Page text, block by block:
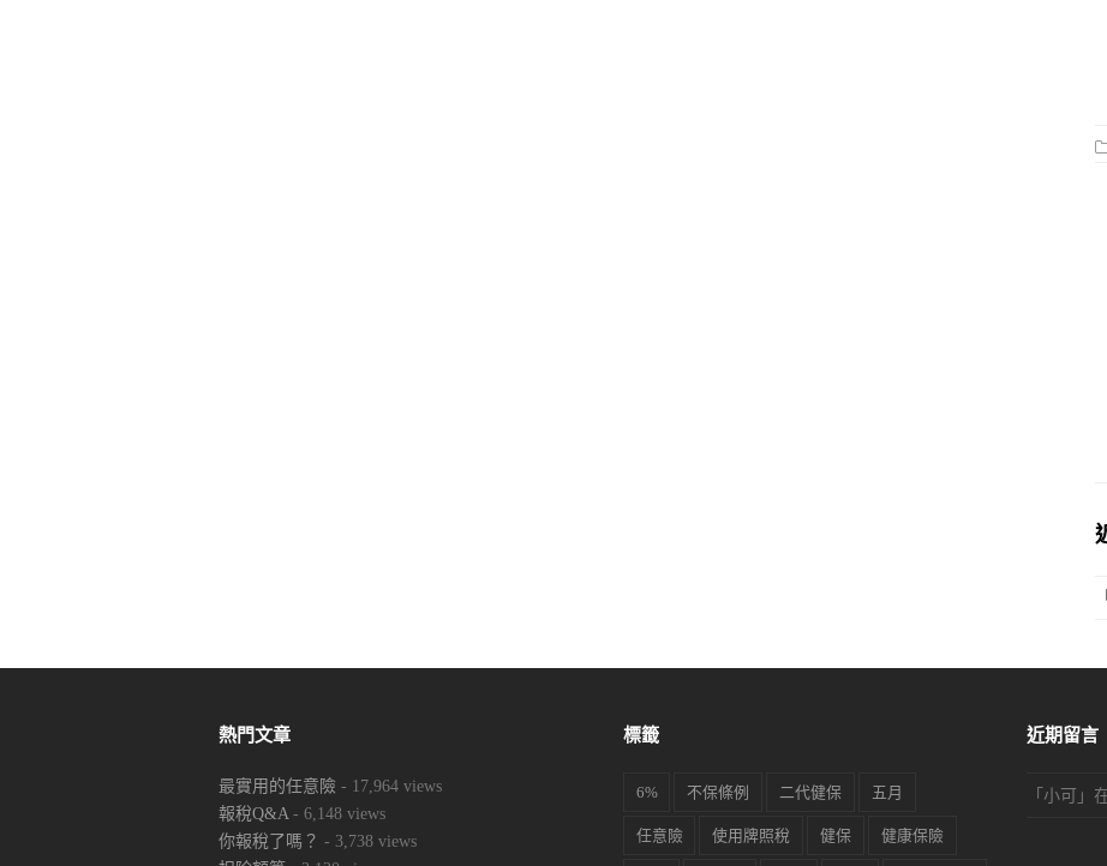
「
熱門文章
最實用的任意險 - 17,964 views
報稅Q&A- 6,148 views
你報稅了嗎？ - 3,738 views
標籤
6% 不保條例 二代健保 五月
任意險 使用牌照稅 健保 健康保險
近期留言
「 小可 」